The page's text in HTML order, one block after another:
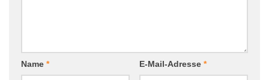
Name * E-Mail-Adresse *